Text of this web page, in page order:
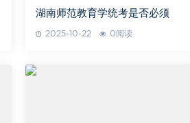
湖南师范教育学统考是否必须
2025-10-22 0阅读